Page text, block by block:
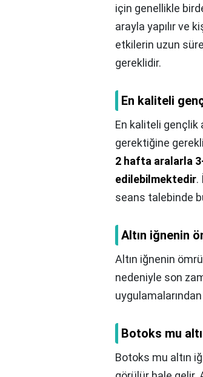
için genellikle
arayla yapılır ve
etkilerin uzun
gereklidir.
En kaliteli
En kaliteli gençlik
gerektiğine
2 hafta aralarla
edilebilmektedir.
seans talebinde
Altın iğnenin
Altın iğnenin
nedeniyle son
Botoks mu
Botoks mu altın